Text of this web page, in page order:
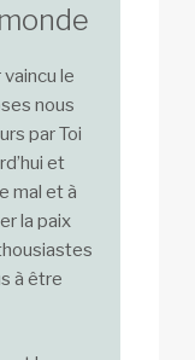
vaincu le
nous
par Toi
et
mal et à
la paix
à être